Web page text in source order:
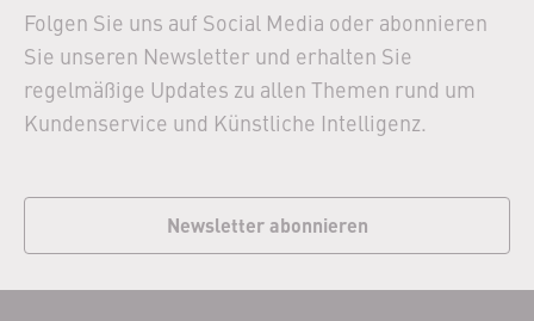
Folgen Sie uns auf Social Media oder abonnieren
Sie unseren Newsletter und erhalten Sie
regelmäßige Updates zu allen Themen rund um
Kundenservice und Künstliche Intelligenz.
Newsletter abonnieren